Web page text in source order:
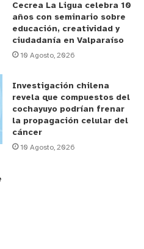
agradecer al Club de
se acercaron a
poder concretar esta
como municipio es
las iniciativas que nos
la vida familiar y
de nuestro balneario
participante comentó
este recuperando
deporte, actividades
adultos y ancianos;
hace mucho tiempo
Cecrea La Ligua celebra 10
años con seminario sobre
educación, creatividad y
ciudadanía en Valparaíso
10 Agosto, 2026
Investigación chilena
revela que compuestos del
cochayuyo podrían frenar
la propagación celular del
cáncer
10 Agosto, 2026